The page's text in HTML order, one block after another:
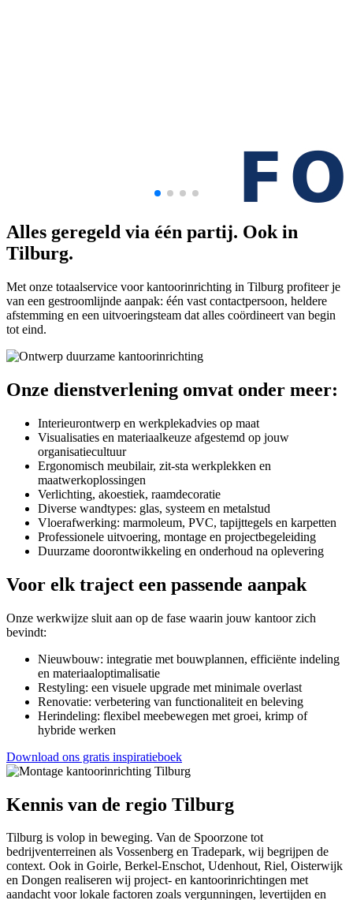
Alles geregeld via één partij. Ook in
Tilburg.
Met onze totaalservice voor kantoorinrichting in Tilburg profiteer je
van een gestroomlijnde aanpak: één vast contactpersoon, heldere
afstemming en een uitvoeringsteam dat alles coördineert van begin
tot eind.
Onze dienstverlening omvat onder meer:
Interieurontwerp en werkplekadvies op maat
Visualisaties en materiaalkeuze afgestemd op jouw
organisatiecultuur
Ergonomisch meubilair, zit-sta werkplekken en
maatwerkoplossingen
Verlichting, akoestiek, raamdecoratie
Diverse wandtypes: glas, systeem en metalstud
Vloerafwerking: marmoleum, PVC, tapijttegels en karpetten
Professionele uitvoering, montage en projectbegeleiding
Duurzame doorontwikkeling en onderhoud na oplevering
Voor elk traject een passende aanpak
Onze werkwijze sluit aan op de fase waarin jouw kantoor zich
bevindt:
Nieuwbouw: integratie met bouwplannen, efficiënte indeling
en materiaaloptimalisatie
Restyling: een visuele upgrade met minimale overlast
Renovatie: verbetering van functionaliteit en beleving
Herindeling: flexibel meebewegen met groei, krimp of
hybride werken
Download ons gratis inspiratieboek
Kennis van de regio Tilburg
Tilburg is volop in beweging. Van de Spoorzone tot
bedrijventerreinen als Vossenberg en Tradepark, wij begrijpen de
context. Ook in Goirle, Berkel-Enschot, Udenhout, Riel, Oisterwijk
en Dongen realiseren wij project- en kantoorinrichtingen met
aandacht voor lokale factoren zoals vergunningen, levertijden en